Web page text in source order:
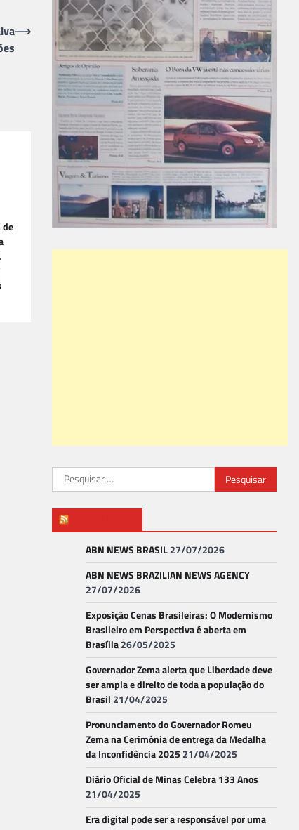
⟶
de
Pesquisar
por:
ABN NEWS BRASIL27/07/2026
ABN NEWS BRAZILIAN NEWS AGENCY
27/07/2026
Exposição Cenas Brasileiras: O Modernismo
Brasileiro em Perspectiva é aberta em
Brasília26/05/2025
Governador Zema alerta que Liberdade deve
ser ampla e direito de toda a população do
Brasil 21/04/2025
Pronunciamento do Governador Romeu
Zema na Cerimônia de entrega da Medalha
da Inconfidência 2025 21/04/2025
Diário Oficial de Minas Celebra 133 Anos
21/04/2025
Era digital pode ser a responsável por uma